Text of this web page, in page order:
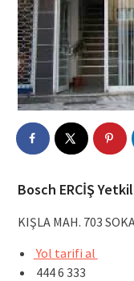
Bosch ERCİŞ
KIŞLA MAH. 703
Yol tarifi al
444 6 333